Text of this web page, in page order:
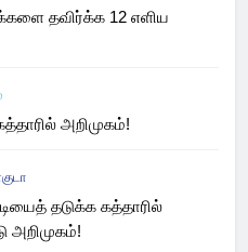
தவிர்க்க 12 எளிய
அறிமுகம்!
தடுக்க கத்தாரில்
அறிமுகம்!